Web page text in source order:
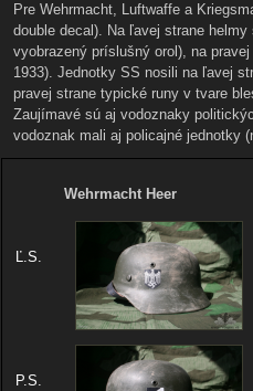
Pre Wehrmacht, Luftwaffe a
double decal). Na ľavej strane
vyobrazený príslušný orol), na
1933). Jednotky SS nosili na ľavej
pravej strane typické runy v tvare
Zaujímavé sú aj vodoznaky
vodoznak mali aj policajné jednotky
Wehrmacht Heer
Ľ.S.
P.S.